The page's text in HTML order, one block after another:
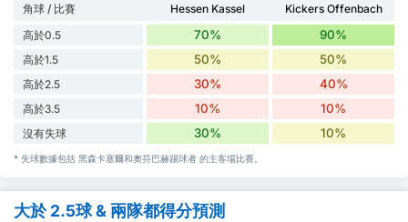
角球 / 比賽 Hessen Kassel
Kickers Offenbach
高於0.5
70% 90%
高於1.5 50% 50%
高於2.5 30% 40%
高於3.5 10% 10%
沒有失球 30% 10%
* 失球數據包括 黑森卡塞爾和奧芬巴赫踢球者 的主客場比賽。
大於 2.5球 & 兩隊都得分預測